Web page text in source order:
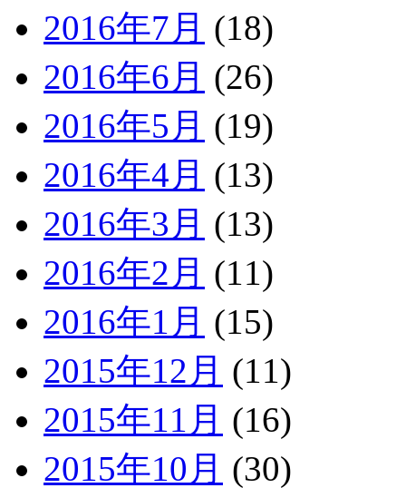
2016年7月 (18)
2016年6月 (26)
2016年5月 (19)
2016年4月 (13)
2016年3月 (13)
2016年2月 (11)
2016年1月 (15)
2015年12月 (11)
2015年11月 (16)
2015年10月 (30)